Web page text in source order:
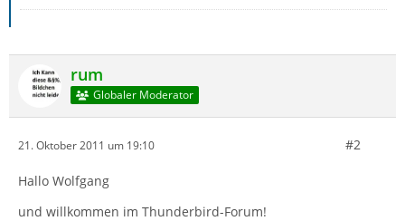
rum
Globaler Moderator
21. Oktober 2011 um 19:10 #2
Hallo Wolfgang
und willkommen im Thunderbird-Forum!